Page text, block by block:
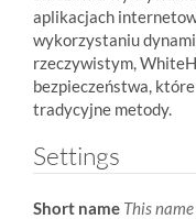
aplikacjach
wykorzystaniu
rzeczywistym,
bezpieczeństwa,
tradycyjne metody.
Settings
Short name This